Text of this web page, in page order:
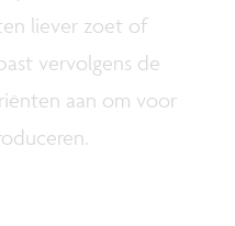
liever zoet of
vervolgens de
aan om voor